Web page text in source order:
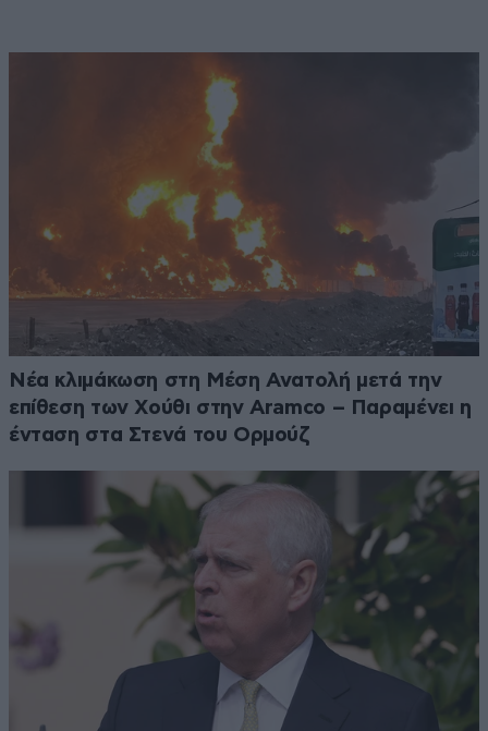
Νέα κλιμάκωση στη Μέση Ανατολή μετά την
επίθεση των Χούθι στην Aramco – Παραμένει η
ένταση στα Στενά του Ορμούζ